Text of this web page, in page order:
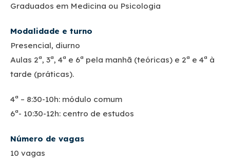
Graduados em Medicina ou Psicologia
Modalidade e turno
Presencial, diurno
Aulas 2ª, 3ª, 4ª e 6ª pela manhã (teóricas) e 2ª e 4ª à
tarde (práticas).
4ª – 8:30-10h: módulo comum
6ª- 10:30-12h: centro de estudos
Número de vagas
10 vagas